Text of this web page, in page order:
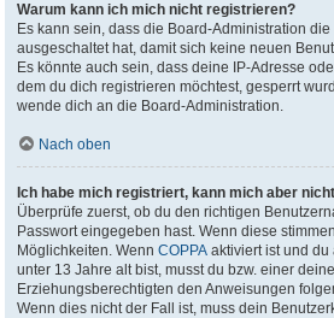
Warum kann ich mich nicht registrieren?
Es kann sein, dass die Board-Administration
ausgeschaltet hat, damit sich keine neuen
Es könnte auch sein, dass deine IP-Adresse
dem du dich registrieren möchtest, gesperrt
wende dich an die Board-Administration.
Nach oben
Ich habe mich registriert, kann mich aber
Überprüfe zuerst, ob du den richtigen
Passwort eingegeben hast. Wenn diese
Möglichkeiten. WennCOPPA aktiviert ist und
unter 13 Jahre alt bist, musst du bzw. einer
Erziehungsberechtigten den Anweisungen
Wenn dies nicht der Fall ist, muss dein